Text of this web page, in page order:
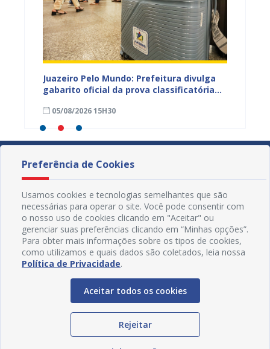
Juazeiro Pelo Mundo: Prefeitura divulga
gabarito oficial da prova classificatória
05/08/2026 15H30
Redes Sociais
Preferência de Cookies
Usamos cookies e tecnologias semelhantes que são
necessárias para operar o site. Você pode consentir com
o nosso uso de cookies clicando em "Aceitar" ou
gerenciar suas preferências clicando em “Minhas opções”.
Para obter mais informações sobre os tipos de cookies,
como utilizamos e quais dados são coletados, leia nossa
Política de Privacidade.
Aceitar todos os cookies
Rejeitar